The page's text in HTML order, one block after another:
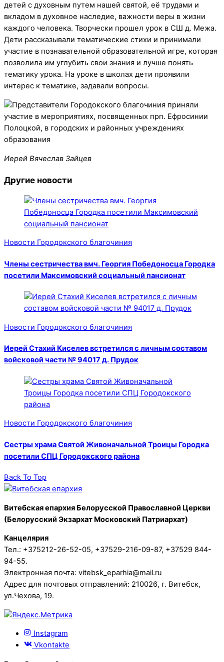
детей с духовным путем нашей святой, её трудами и
вкладом в духовное наследие, важности веры в жизни
каждого человека. Творчески прошел урок в СШ д. Межа.
Дети рассказывали тематические стихи и принимали
участие в познавательной образовательной игре, которая
позволила им углубить свои знания и лучше понять
тематику урока. На уроке в школах дети проявили
интерес к тематике, задавали вопросы.
Иерей Вячеслав Зайцев
Другие новости
Новости Городокского благочиния
Члены сестричества вмч. Георгия Победоносца Городка
посетили Максимовский социальный пансионат
Новости Городокского благочиния
Иерей Стахий Киселев встретился с личным составом
войсковой части № 94017 д. Прудок
Новости Городокского благочиния
Сестры храма Святой Живоначальной Троицы Городка
посетили СПЦ Городокского района
Back To Top
Витебская епархия Белорусской Православной Церкви
(Белорусский Экзархат Московский Патриархат)
Канцелярия
Тел.: +375212-26-52-05, +37529-216-09-87, +37529 844-
94-55.
Электронная почта: vitebsk_eparhia@mail.ru
Адрес для почтовых отправлений: 210026, г. Витебск,
ул.Чехова, 19.
Instagram
Vkontakte